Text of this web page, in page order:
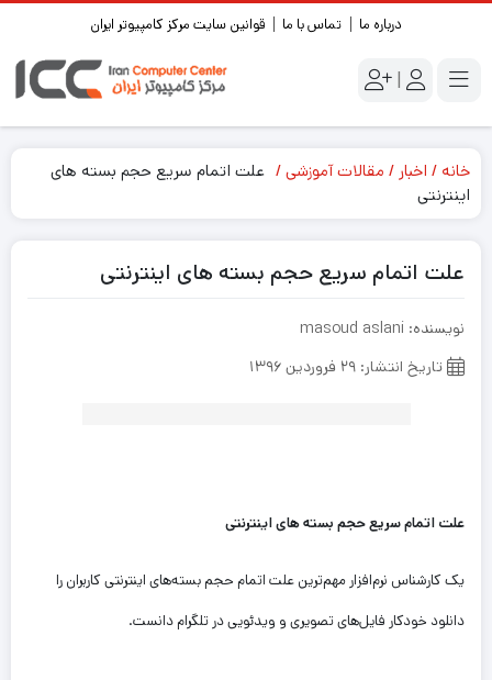
درباره ما تماس با ما قوانین سایت مرکز کامپیوتر ایران
|
خانه اخبار مقالات آموزشی
علت اتمام سریع حجم بسته‌ های
اینترنتی
علت اتمام سریع حجم بسته‌ های اینترنتی
نویسنده: masoud aslani
تاریخ انتشار: ۲۹ فروردین ۱۳۹۶
علت اتمام سریع حجم بسته‌ های اینترنتی
یک کارشناس نرم‌افزار مهم‌ترین علت اتمام حجم بسته‌های اینترنتی کاربران را
دانلود خودکار فایل‌های تصویری و ویدئویی در تلگرام دانست.